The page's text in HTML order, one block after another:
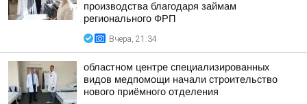
производства благодаря займам
регионального ФРП
Вчера, 21:34
областном центре специализированных
видов медпомощи начали строительство
нового приёмного отделения